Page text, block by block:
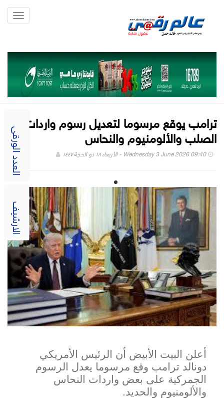
العدد الورقى
الارشيف
ترامب يوقع مرسوما لتعديل رسوم واردات
الصلب والألومنيوم والنحاس
Wednesday 3 June 2026 09:40 - الأربعاء ١٨ ذو الحجة ١٤٤٧
أعلن البيت الأبيض أن الرئيس الأمريكي
دونالد ترامب وقع ​مرسوما يعدل الرسوم
الجمركية على بعض واردات ‌النحاس
والألومنيوم والحديد.